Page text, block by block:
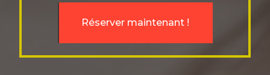
Réserver maintenant !